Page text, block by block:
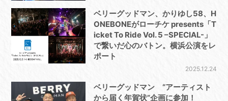
ベリーグッドマン、かりゆし58、H
ONEBONEがローチケ presents「T
icket To Ride Vol. 5 –SPECIAL-」
で繋いだ心のバトン。横浜公演をレ
ポート
2025.12.24
ベリーグッドマン “アーティスト
から届く年賀状”企画に参加！